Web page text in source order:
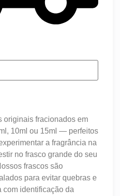
originais fracionados em
10ml ou 15ml — perfeitos
a fragrância na
no frasco grande do seu
frascos são
para evitar quebras e
com identificação da